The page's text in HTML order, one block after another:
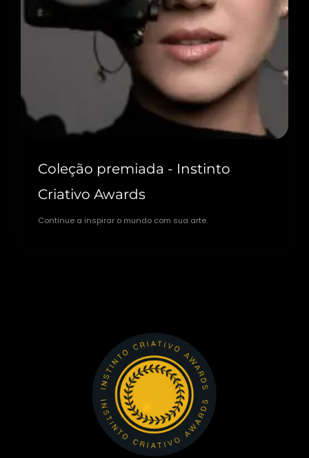
Coleção premiada - Instinto
Criativo Awards
Continue a inspirar o mundo com sua arte.